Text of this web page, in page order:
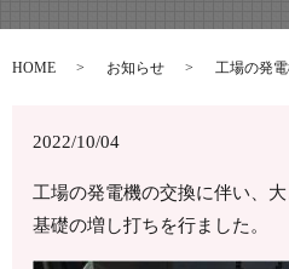
HOME お知らせ 工場の発
2022/10/04
工場の発電機の交換に伴い、
基礎の増し打ちを行ました。